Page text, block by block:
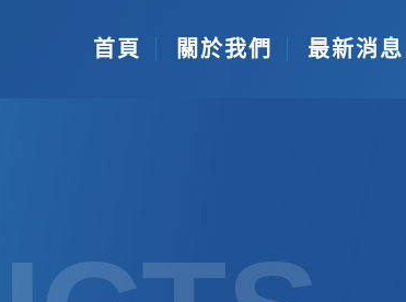
首頁 關於我們 最新消息